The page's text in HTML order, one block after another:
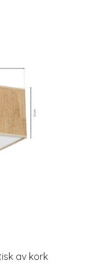
av kork